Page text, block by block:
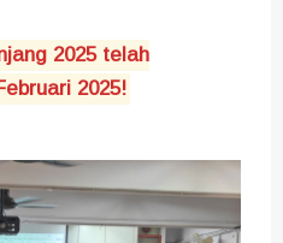
2025 telah
2025!